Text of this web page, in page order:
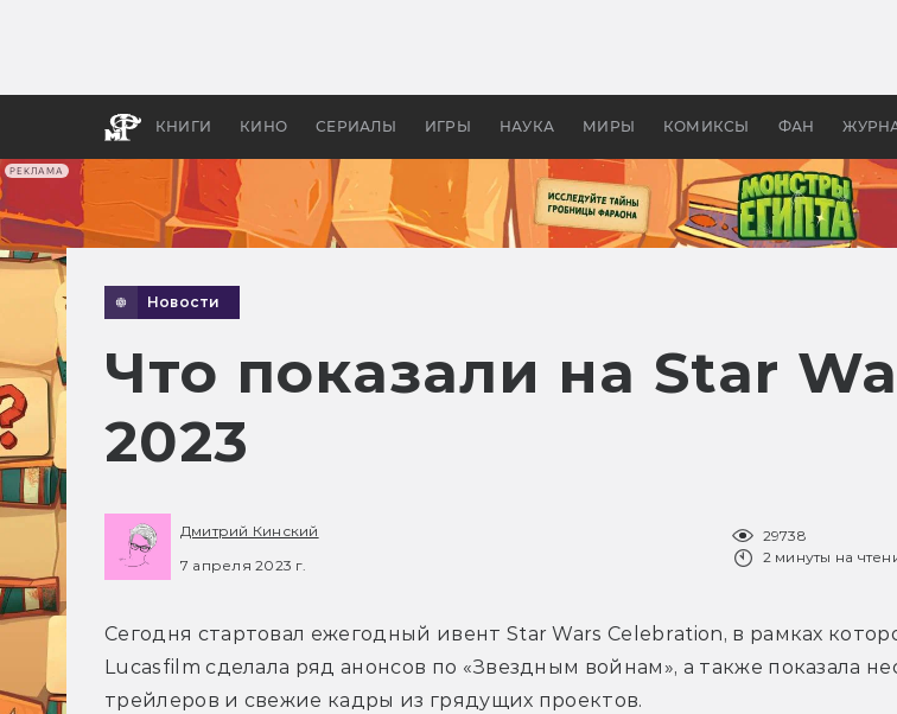
РЕКЛАМА
КНИГИ КИНО СЕРИАЛЫ ИГРЫ НАУКА МИРЫ КОМИКСЫ ФАН
апокалипсис, в России —
бы
Новости
Что показали на Star
2023
Дмитрий Кинский
7 апреля 2023 г.
29738
2 минуты на
Сегодня стартовал ежегодный ивент Star Wars Celebration, в рамках
Lucasfilm сделала ряд анонсов по «Звездным войнам», а также показала
трейлеров и свежие кадры из грядущих проектов.